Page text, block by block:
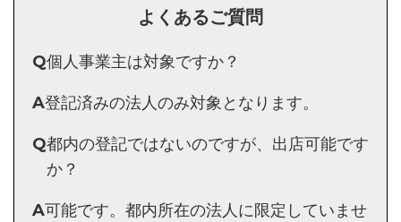
よくあるご質問
Q個人事業主は対象ですか？
A登記済みの法人のみ対象となります。
Q都内の登記ではないのですが、出店可能です
か？
A可能です。都内所在の法人に限定していませ